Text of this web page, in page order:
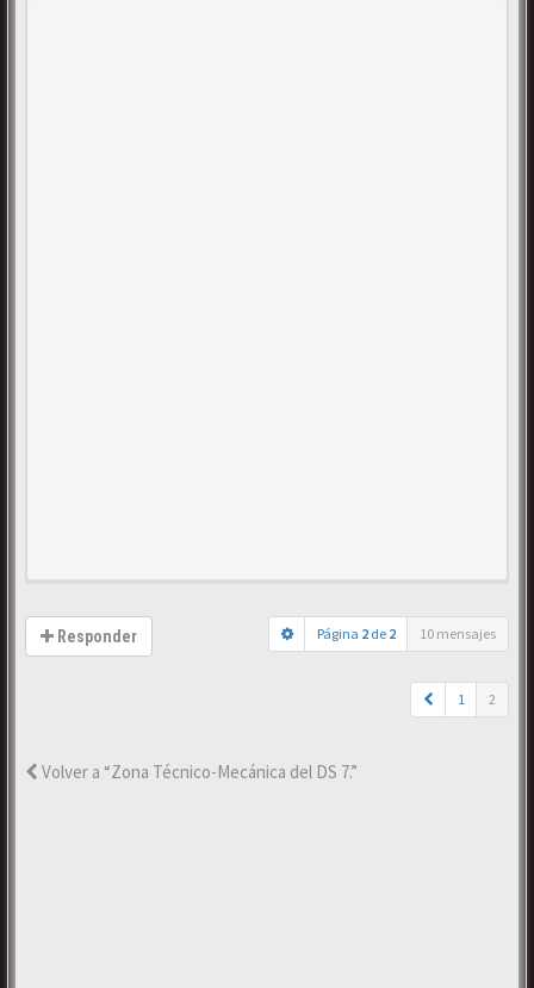
Responder Página 2 de 2 10 mensajes
1 2
Volver a “Zona Técnico-Mecánica del DS 7.”